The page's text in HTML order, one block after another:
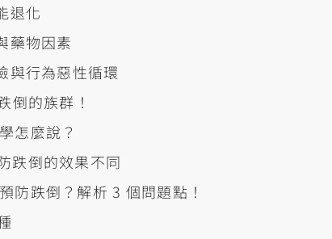
退化
藥物因素
與行為惡性循環
倒的族群！
怎麼說？
跌倒的效果不同
防跌倒？解析 3 個問題點！